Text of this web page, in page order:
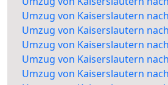
Umzug von Kaiserslautern
Umzug von Kaiserslautern
Umzug von Kaiserslautern
Umzug von Kaiserslautern
Umzug von Kaiserslautern